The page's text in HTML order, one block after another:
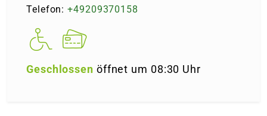
Telefon:+49209370158
Geschlossen öffnet um 08:30 Uhr